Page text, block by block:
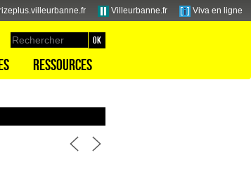
Villeurbanne.fr Viva en ligne
Ressources